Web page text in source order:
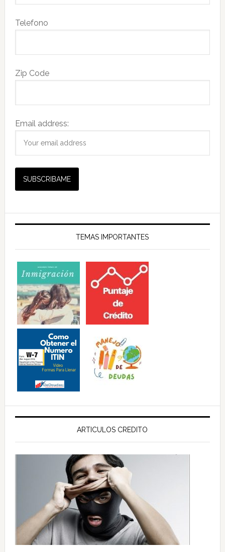
Telefono
Zip Code
Email address:
TEMAS IMPORTANTES
ARTICULOS CREDITO